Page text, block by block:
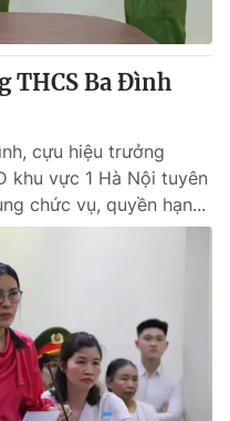
THCS Ba Đình
cựu hiệu trưởng
khu vực 1 Hà Nội tuyên
chức vụ, quyền hạn...